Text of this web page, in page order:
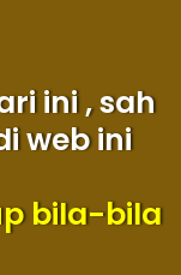
ini , sah
web ini
bila-bila